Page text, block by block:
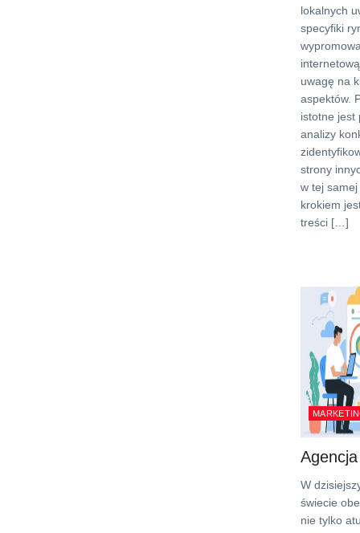
lokalnych
specyfiki
uwagę na
aspektów.
istotne jest
analizy
strony
w tej
krokiem
treści […]
W
świecie
nie tylko